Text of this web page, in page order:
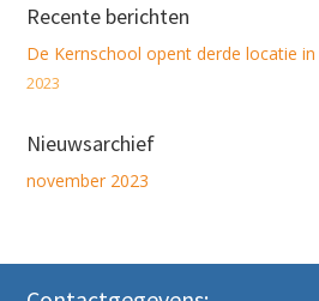
Recente berichten
De Kernschool opent derde locatie
2023
Nieuwsarchief
november 2023